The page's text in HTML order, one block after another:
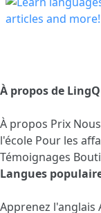
À propos de LingQ
À propos Prix
l'école Pour les
Témoignages
Langues
Apprenez l'anglais